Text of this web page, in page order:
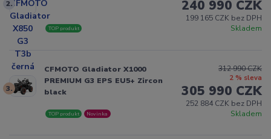
2.
Skladem
TOP produkt
240 990 CZK
199 165 CZK bez DPH
3.
CFMOTO Gladiator X1000
PREMIUM G3 EPS EU5+ Zircon
black
Skladem
TOP produkt Novinka
312 990 CZK
2 % sleva
305 990 CZK
252 884 CZK bez DPH